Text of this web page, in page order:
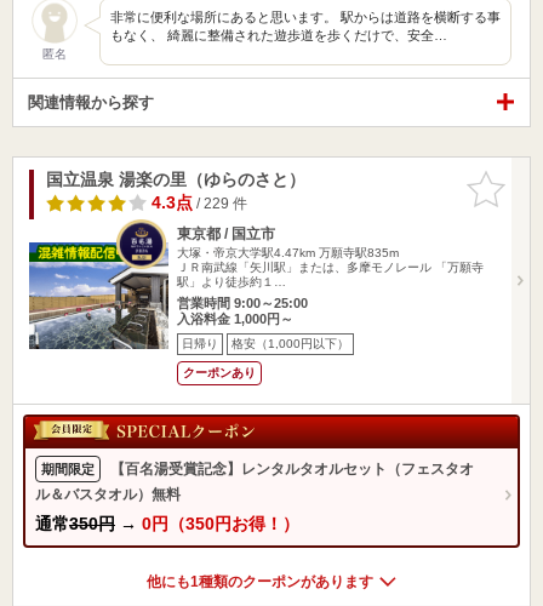
匿名
非常に便利な場所にあると思います。 駅からは道路を横断する事
もなく、 綺麗に整備された遊歩道を歩くだけで、安全…
関連情報から探す
お気に入
りに追加
国立温泉 湯楽の里（ゆらのさと）
4.3点/ 229 件
東京都 / 国立市
大塚・帝京大学駅4.47km 万願寺駅835m
ＪＲ南武線「矢川駅」または、多摩モノレール 「万願寺
駅」より徒歩約１…
営業時間 9:00～25:00
入浴料金 1,000円～
日帰り 格安（1,000円以下）
クーポンあり
期間限定
【百名湯受賞記念】レンタルタオルセット（フェスタオ
ル＆バスタオル）無料
通常350円 → 0円（350円お得！）
他にも1種類のクーポンがあります